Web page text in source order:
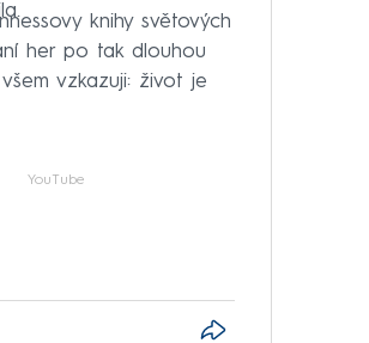
knihy světových
her po tak dlouhou
vzkazuji: život je
YouTube